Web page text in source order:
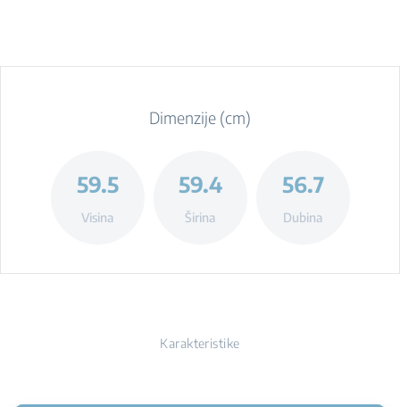
Dimenzije (cm)
59.5
Visina
59.4
Širina
56.7
Dubina
Karakteristike